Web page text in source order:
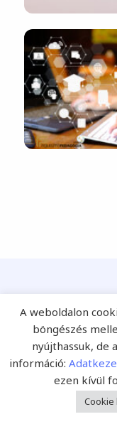
Ezt is
A weboldalon
böngészés
nyújthassuk, de
információ:
ezen kívül
Cookie